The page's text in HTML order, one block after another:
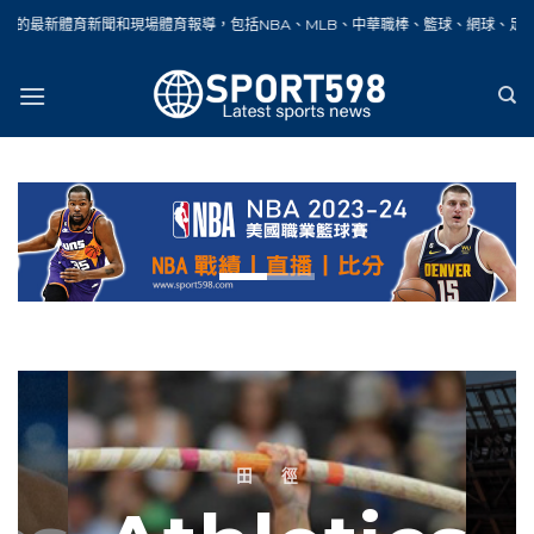
Skip
場體育報導，包括NBA、MLB、中華職棒、籃球、網球、足球、賽車、自行車、
田 徑